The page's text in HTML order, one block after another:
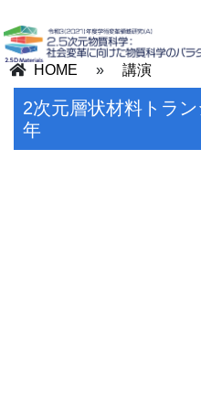
HOME » 講演
2次元層状材料トラ
年